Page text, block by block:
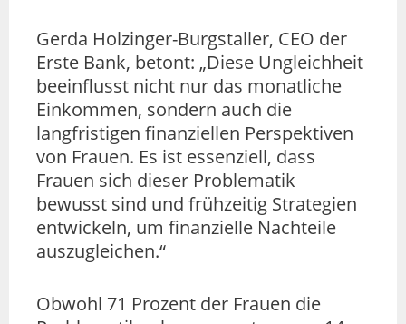
Gerda Holzinger-Burgstaller, CEO der
Erste Bank, betont: „Diese Ungleichheit
beeinflusst nicht nur das monatliche
Einkommen, sondern auch die
langfristigen finanziellen Perspektiven
von Frauen. Es ist essenziell, dass
Frauen sich dieser Problematik
bewusst sind und frühzeitig Strategien
entwickeln, um finanzielle Nachteile
auszugleichen.“
Obwohl 71 Prozent der Frauen die